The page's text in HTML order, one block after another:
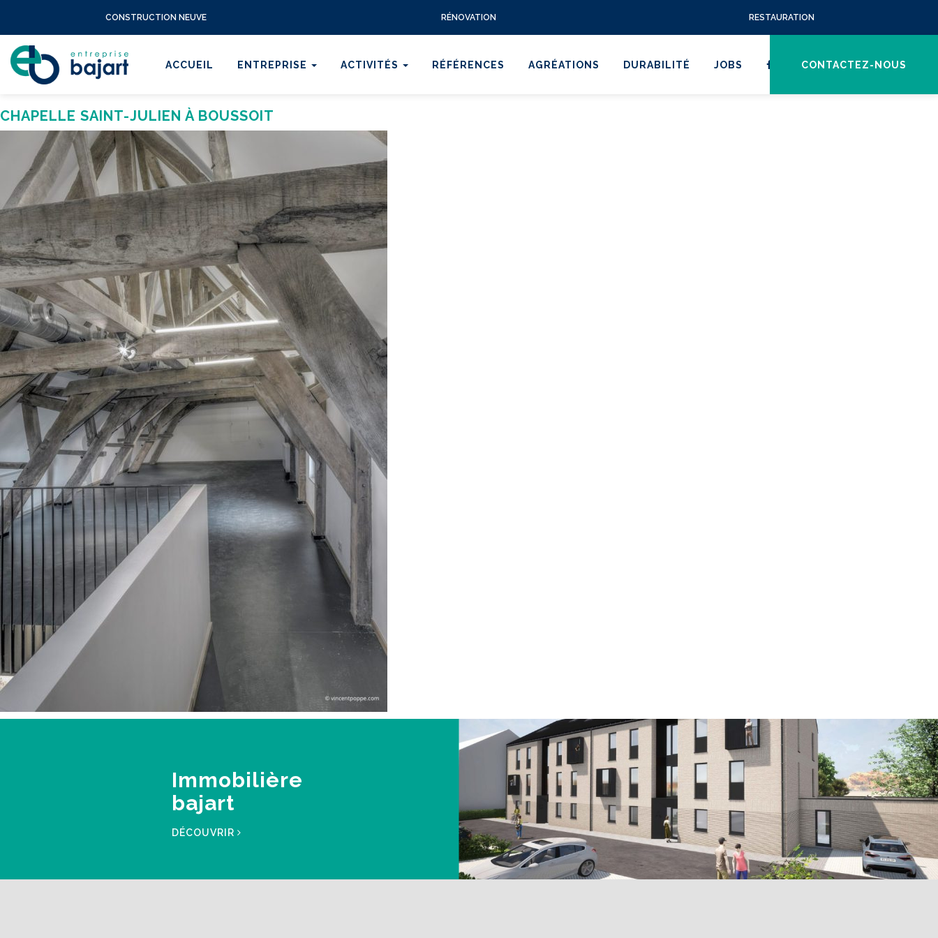
CONSTRUCTION NEUVE RÉNOVATION RESTAURATION
ACCUEIL ENTREPRISE ACTIVITÉS RÉFÉRENCES AGRÉATIONS DURABILITÉ JOBS CONTACTEZ-NOUS
CHAPELLE SAINT-JULIEN À BOUSSOIT
Immobilière
bajart
DÉCOUVRIR